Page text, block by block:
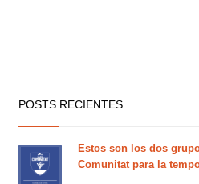
POSTS RECIENTES
Estos son los dos
Comunitat para la